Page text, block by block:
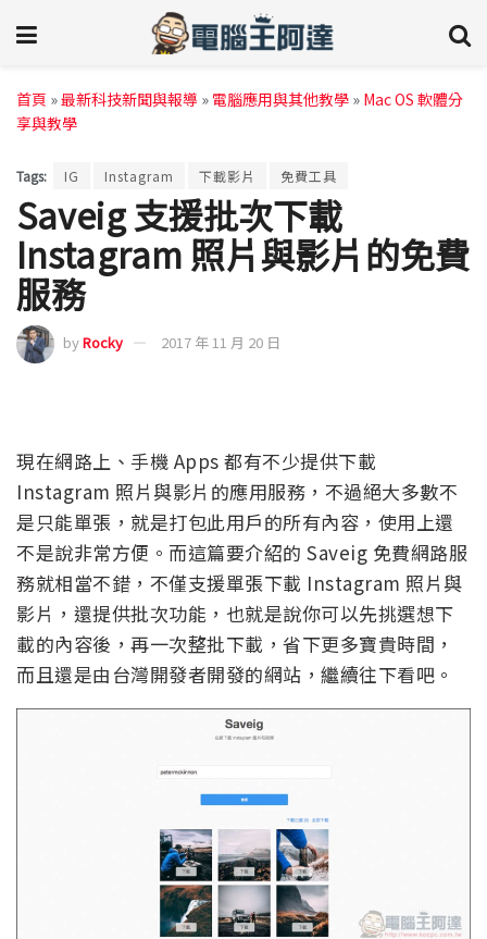
首頁 »最新科技新聞與報導 » 電腦應用與其他教學 » Mac OS 軟體分
享與教學
Tags: IG Instagram 下載影片 免費工具
Saveig 支援批次下載
Instagram 照片與影片的免費
服務
byRocky 2017 年 11 月 20 日
現在網路上、手機 Apps 都有不少提供下載
Instagram 照片與影片的應用服務，不過絕大多數不
是只能單張，就是打包此用戶的所有內容，使用上還
不是說非常方便。而這篇要介紹的 Saveig 免費網路服
務就相當不錯，不僅支援單張下載 Instagram 照片與
影片，還提供批次功能，也就是說你可以先挑選想下
載的內容後，再一次整批下載，省下更多寶貴時間，
而且還是由台灣開發者開發的網站，繼續往下看吧。